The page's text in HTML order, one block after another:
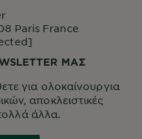
Paris France
ΜΑΣ
για ολοκαίνουργια
αποκλειστικές
άλλα.